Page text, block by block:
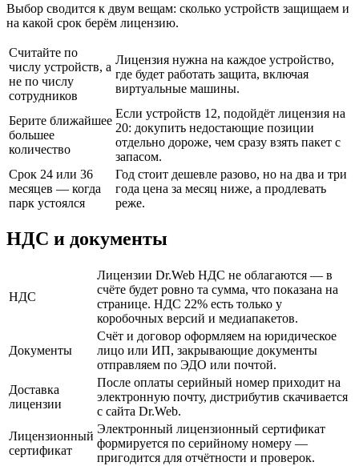
Выбор сводится к двум вещам: сколько устройств защищаем и
на какой срок берём лицензию.
Считайте по
числу устройств, а
не по числу
сотрудников
Лицензия нужна на каждое устройство,
где будет работать защита, включая
виртуальные машины.
Берите ближайшее
большее
количество
Если устройств 12, подойдёт лицензия на
20: докупить недостающие позиции
отдельно дороже, чем сразу взять пакет с
запасом.
Срок 24 или 36
месяцев — когда
парк устоялся
Год стоит дешевле разово, но на два и три
года цена за месяц ниже, а продлевать
реже.
НДС и документы
НДС
Лицензии Dr.Web НДС не облагаются — в
счёте будет ровно та сумма, что показана на
странице. НДС 22% есть только у
коробочных версий и медиапакетов.
Документы
Счёт и договор оформляем на юридическое
лицо или ИП, закрывающие документы
отправляем по ЭДО или почтой.
Доставка
лицензии
После оплаты серийный номер приходит на
электронную почту, дистрибутив скачивается
с сайта Dr.Web.
Лицензионный
сертификат
Электронный лицензионный сертификат
формируется по серийному номеру —
пригодится для отчётности и проверок.